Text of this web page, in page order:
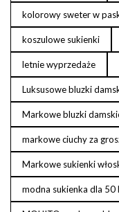
kolorowy sweter w
koszulowe sukienki
letnie wyprzedaże
Luksusowe bluzki
Markowe bluzki
markowe ciuchy za
Markowe sukienki
modna sukienka dla 50